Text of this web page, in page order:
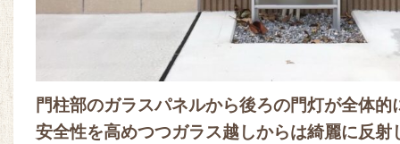
門柱部のガラスパネルから後ろの門灯が全体的
安全性を高めつつガラス越しからは綺麗に反射